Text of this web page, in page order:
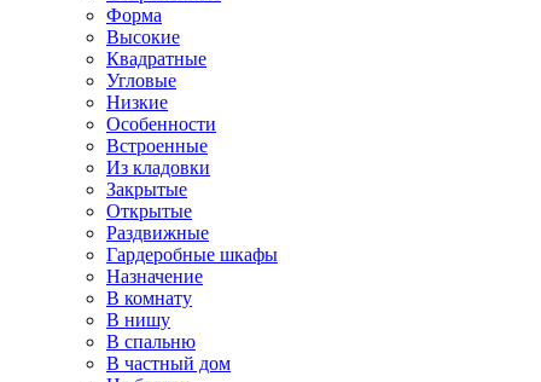
Форма
Высокие
Квадратные
Угловые
Низкие
Особенности
Встроенные
Из кладовки
Закрытые
Открытые
Раздвижные
Гардеробные шкафы
Назначение
В комнату
В нишу
В спальню
В частный дом